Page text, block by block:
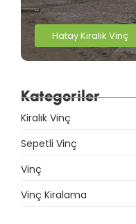
..
Hatay Kiralık Vinç
Kategoriler
Kiralık Vinç
Sepetli Vinç
Vinç
Vinç Kiralama